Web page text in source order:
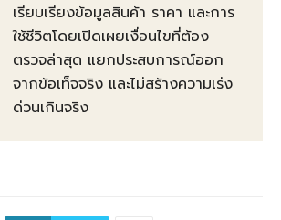
เรียบเรียงข้อมูลสินค้า ราคา และการ
ใช้ชีวิตโดยเปิดเผยเงื่อนไขที่ต้อง
ตรวจล่าสุด แยกประสบการณ์ออก
จากข้อเท็จจริง และไม่สร้างความเร่ง
ด่วนเกินจริง